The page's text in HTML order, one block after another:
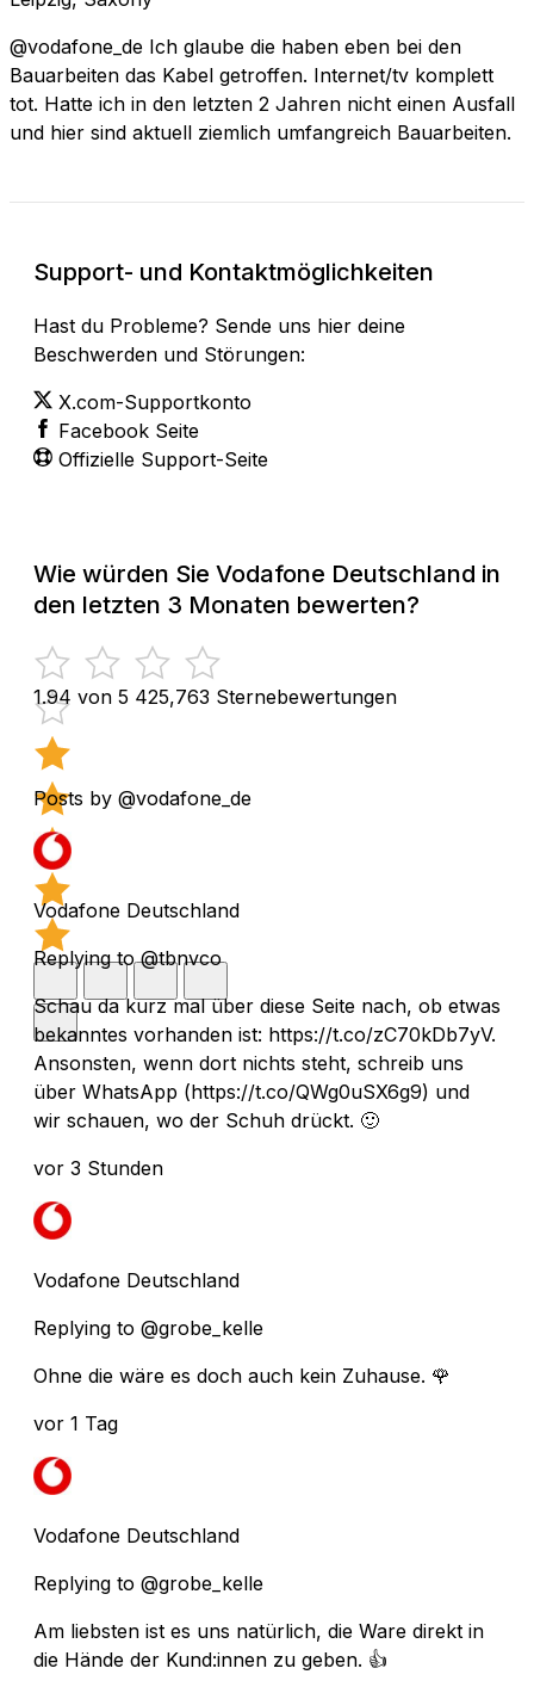
@vodafone_de Ich glaube die haben eben bei den
Bauarbeiten das Kabel getroffen. Internet/tv komplett
tot. Hatte ich in den letzten 2 Jahren nicht einen Ausfall
und hier sind aktuell ziemlich umfangreich Bauarbeiten.
Support- und Kontaktmöglichkeiten
Hast du Probleme? Sende uns hier deine
Beschwerden und Störungen:
X.com-Supportkonto
Facebook Seite
Offizielle Support-Seite
Wie würden Sie Vodafone Deutschland in
den letzten 3 Monaten bewerten?
1.94 von 5 425,763 Sternebewertungen
Posts by @vodafone_de
Vodafone Deutschland
Replying to @tbnvco
Schau da kurz mal über diese Seite nach, ob etwas
bekanntes vorhanden ist: https://t.co/zC70kDb7yV.
Ansonsten, wenn dort nichts steht, schreib uns
über WhatsApp (https://t.co/QWg0uSX6g9) und
wir schauen, wo der Schuh drückt. 🙂
vor 3 Stunden
Vodafone Deutschland
Replying to @grobe_kelle
Ohne die wäre es doch auch kein Zuhause. 🌹
vor 1 Tag
Vodafone Deutschland
Replying to @grobe_kelle
Am liebsten ist es uns natürlich, die Ware direkt in
die Hände der Kund:innen zu geben. 👍